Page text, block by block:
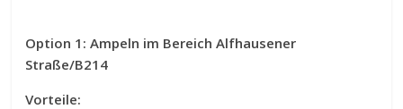
Option 1: Ampeln im Bereich Alfhausener
Straße/B214
Vorteile: